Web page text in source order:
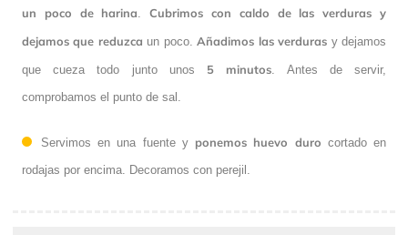
un poco de harina.Cubrimos con caldo de las verduras y
dejamos que reduzca un poco.Añadimos las verduras y dejamos
que cueza todo junto unos 5 minutos. Antes de servir,
comprobamos el punto de sal.
Servimos en una fuente y ponemos huevo duro cortado en
rodajas por encima. Decoramos con perejil.